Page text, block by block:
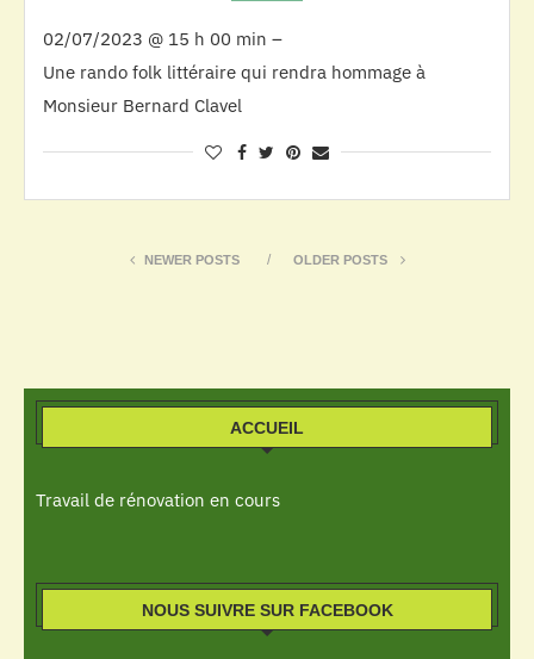
02/07/2023 @ 15 h 00 min –
Une rando folk littéraire qui rendra hommage à
Monsieur Bernard Clavel
NEWER POSTS OLDER POSTS
ACCUEIL
Travail de rénovation en cours
NOUS SUIVRE SUR FACEBOOK